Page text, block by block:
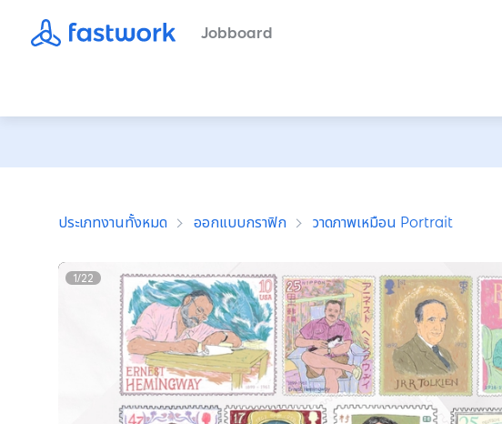
Jobboard
ประเภทงานทั้งหมด ออกแบบกราฟิก วาดภาพเหมือน Portrait
1/22